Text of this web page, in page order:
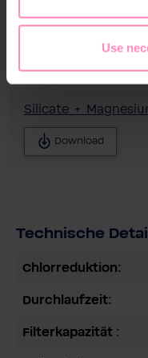
Use
Download
Download
Technische
Chlorreduktion:
Durchlaufzeit:
Filterkapazität :